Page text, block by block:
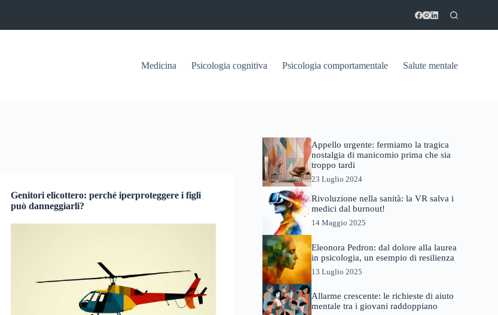
Medicina Psicologia cognitiva Psicologia comportamentale Salute mentale
Genitori elicottero: perché iperproteggere i figli
può danneggiarli?
Appello urgente: fermiamo la tragica
nostalgia di manicomio prima che sia
troppo tardi
23 Luglio 2024
Rivoluzione nella sanità: la VR salva i
medici dal burnout!
14 Maggio 2025
Eleonora Pedron: dal dolore alla laurea
in psicologia, un esempio di resilienza
13 Luglio 2025
Allarme crescente: le richieste di aiuto
mentale tra i giovani raddoppiano